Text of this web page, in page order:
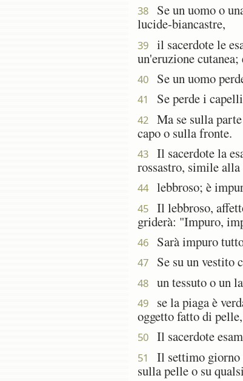
38
Se un uomo o
lucide-biancastre,
39
il sacerdote le
un'eruzione
40 Se un uomo
41 Se perde i
42
Ma se sulla
capo o sulla fronte.
43
Il sacerdote la
rossastro, simile
44 lebbroso; è
45
Il lebbroso,
griderà: "Impuro,
46 Sarà impuro
47 Se su un vestito
48 un tessuto o un
49
se la piaga è
oggetto fatto di
50 Il sacerdote
51
Il settimo giorno
sulla pelle o su